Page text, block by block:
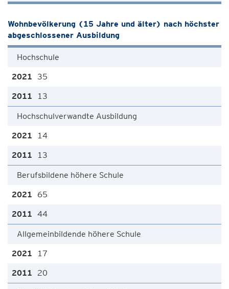
Wohnbevölkerung (15 Jahre und älter) nach höchster
abgeschlossener Ausbildung
Hochschule
35
13
Hochschulverwandte Ausbildung
14
13
Berufsbildene höhere Schule
65
44
Allgemeinbildende höhere Schule
17
20